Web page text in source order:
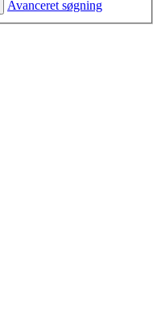
Avanceret søgning